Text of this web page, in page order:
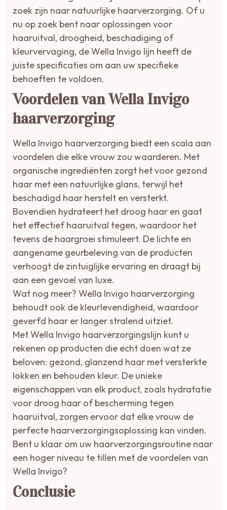
zoek zijn naar natuurlijke haarverzorging. Of u
nu op zoek bent naar oplossingen voor
haaruitval, droogheid, beschadiging of
kleurvervaging, de Wella Invigo lijn heeft de
juiste specificaties om aan uw specifieke
behoeften te voldoen.
Voordelen van Wella Invigo
haarverzorging
Wella Invigo haarverzorging biedt een scala aan
voordelen die elke vrouw zou waarderen. Met
organische ingrediënten zorgt het voor gezond
haar met een natuurlijke glans, terwijl het
beschadigd haar herstelt en versterkt.
Bovendien hydrateert het droog haar en gaat
het effectief haaruitval tegen, waardoor het
tevens de haargroei stimuleert. De lichte en
aangename geurbeleving van de producten
verhoogt de zintuiglijke ervaring en draagt bij
aan een gevoel van luxe.
Wat nog meer? Wella Invigo haarverzorging
behoudt ook de kleurlevendigheid, waardoor
geverfd haar er langer stralend uitziet.
Met Wella Invigo haarverzorgingslijn kunt u
rekenen op producten die echt doen wat ze
beloven: gezond, glanzend haar met versterkte
lokken en behouden kleur. De unieke
eigenschappen van elk product, zoals hydratatie
voor droog haar of bescherming tegen
haaruitval, zorgen ervoor dat elke vrouw de
perfecte haarverzorgingsoplossing kan vinden.
Bent u klaar om uw haarverzorgingsroutine naar
een hoger niveau te tillen met de voordelen van
Wella Invigo?
Conclusie